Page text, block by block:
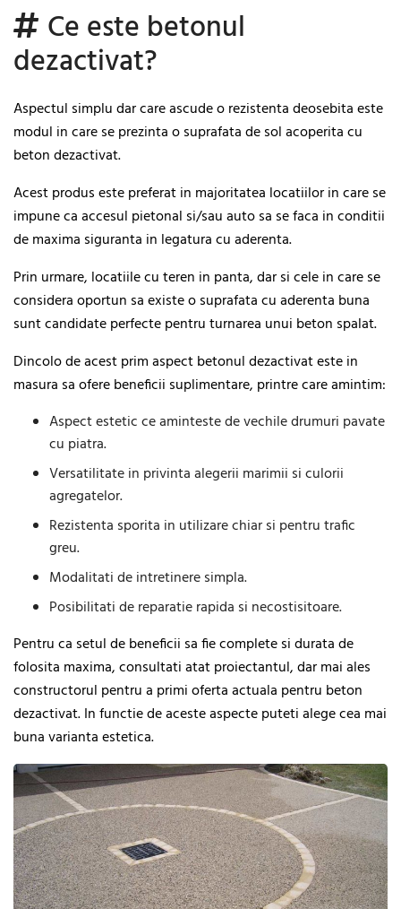
Ce este betonul
dezactivat?
Aspectul simplu dar care ascude o rezistenta deosebita este
modul in care se prezinta o suprafata de sol acoperita cu
beton dezactivat.
Acest produs este preferat in majoritatea locatiilor in care se
impune ca accesul pietonal si/sau auto sa se faca in conditii
de maxima siguranta in legatura cu aderenta.
Prin urmare, locatiile cu teren in panta, dar si cele in care se
considera oportun sa existe o suprafata cu aderenta buna
sunt candidate perfecte pentru turnarea unui beton spalat.
Dincolo de acest prim aspect betonul dezactivat este in
masura sa ofere beneficii suplimentare, printre care amintim:
Aspect estetic ce aminteste de vechile drumuri pavate
cu piatra.
Versatilitate in privinta alegerii marimii si culorii
agregatelor.
Rezistenta sporita in utilizare chiar si pentru trafic
greu.
Modalitati de intretinere simpla.
Posibilitati de reparatie rapida si necostisitoare.
Pentru ca setul de beneficii sa fie complete si durata de
folosita maxima, consultati atat proiectantul, dar mai ales
constructorul pentru a primi oferta actuala pentru beton
dezactivat. In functie de aceste aspecte puteti alege cea mai
buna varianta estetica.